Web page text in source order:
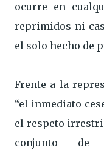
ocurre en
reprimidos ni
el solo hecho de
Frente a la
“el inmediato
el respeto
conjunto de